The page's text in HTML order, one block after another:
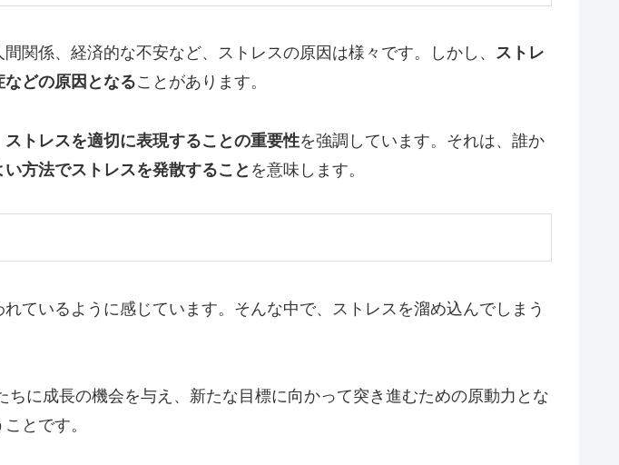
関係、経済的な不安など、ストレスの原因は様々です。しかし、 ストレ
どの原因となることがあります。
ストレスを適切に表現することの重要性を強調しています。それは、誰か
方法でストレスを発散すること を意味します。
ているように感じています。そんな中で、ストレスを溜め込んでしまう
ちに成長の機会を与え、新たな目標に向かって突き進むための原動力とな
とです。